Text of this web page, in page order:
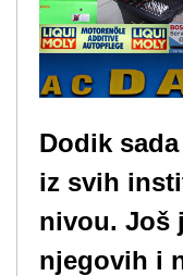
Dodik
iz svih
nivou. Još
njegovih i